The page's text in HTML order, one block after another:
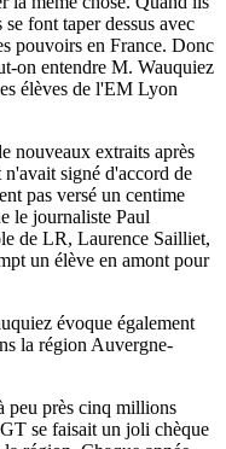
font taper dessus avec
pouvoirs en France. Donc
on entendre M. Wauquiez
élèves de l'EM Lyon
nouveaux extraits après
signé d'accord de
pas versé un centime
le journaliste Paul
de LR, Laurence Sailliet,
un élève en amont pour
évoque également
la région Auvergne-
peu près cinq millions
se faisait un joli chèque